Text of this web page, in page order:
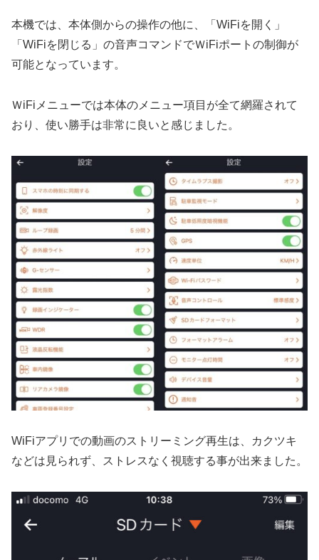
本機では、本体側からの操作の他に、「WiFiを開く」
「WiFiを閉じる」の音声コマンドでＷiFiポートの制御が
可能となっています。
ＷiFiメニューでは本体のメニュー項目が全て網羅されて
おり、使い勝手は非常に良いと感じました。
WiFiアプリでの動画のストリーミング再生は、カクツキ
などは見られず、ストレスなく視聴する事が出来ました。